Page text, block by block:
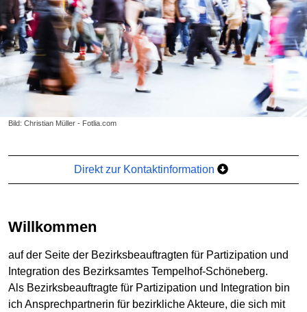
Bild: Christian Müller - Fotlia.com
Direkt zur Kontaktinformation
Willkommen
auf der Seite der Bezirksbeauftragten für Partizipation und
Integration des Bezirksamtes Tempelhof-Schöneberg.
Als Bezirksbeauftragte für Partizipation und Integration bin
ich Ansprechpartnerin für bezirkliche Akteure, die sich mit